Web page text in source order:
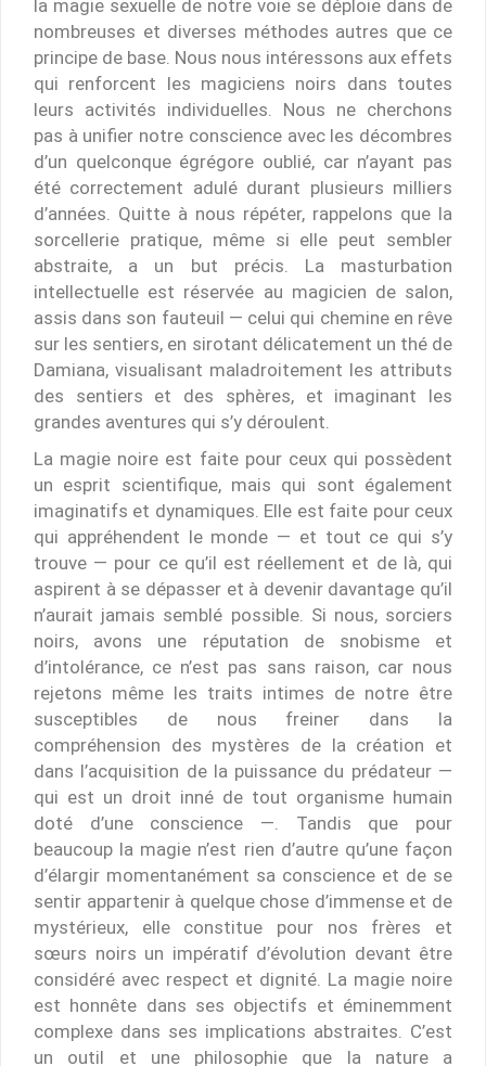
la magie sexuelle de notre voie se déploie dans de
nombreuses et diverses méthodes autres que ce
principe de base. Nous nous intéressons aux effets
qui renforcent les magiciens noirs dans toutes
leurs activités individuelles. Nous ne cherchons
pas à unifier notre conscience avec les décombres
d’un quelconque égrégore oublié, car n’ayant pas
été correctement adulé durant plusieurs milliers
d’années. Quitte à nous répéter, rappelons que la
sorcellerie pratique, même si elle peut sembler
abstraite, a un but précis. La masturbation
intellectuelle est réservée au magicien de salon,
assis dans son fauteuil — celui qui chemine en rêve
sur les sentiers, en sirotant délicatement un thé de
Damiana, visualisant maladroitement les attributs
des sentiers et des sphères, et imaginant les
grandes aventures qui s’y déroulent.
La magie noire est faite pour ceux qui possèdent
un esprit scientifique, mais qui sont également
imaginatifs et dynamiques. Elle est faite pour ceux
qui appréhendent le monde — et tout ce qui s’y
trouve — pour ce qu’il est réellement et de là, qui
aspirent à se dépasser et à devenir davantage qu’il
n’aurait jamais semblé possible. Si nous, sorciers
noirs, avons une réputation de snobisme et
d’intolérance, ce n’est pas sans raison, car nous
rejetons même les traits intimes de notre être
susceptibles de nous freiner dans la
compréhension des mystères de la création et
dans l’acquisition de la puissance du prédateur —
qui est un droit inné de tout organisme humain
doté d’une conscience —. Tandis que pour
beaucoup la magie n’est rien d’autre qu’une façon
d’élargir momentanément sa conscience et de se
sentir appartenir à quelque chose d’immense et de
mystérieux, elle constitue pour nos frères et
sœurs noirs un impératif d’évolution devant être
considéré avec respect et dignité. La magie noire
est honnête dans ses objectifs et éminemment
complexe dans ses implications abstraites. C’est
un outil et une philosophie que la nature a